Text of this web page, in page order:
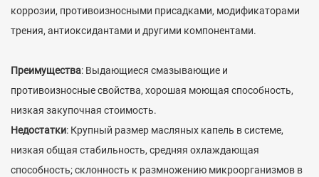
коррозии, противоизносными присадками, модификаторами
трения, антиоксидантами и другими компонентами.
Преимущества: Выдающиеся смазывающие и
противоизносные свойства, хорошая моющая способность,
низкая закупочная стоимость.
Недостатки: Крупный размер масляных капель в системе,
низкая общая стабильность, средняя охлаждающая
способность; склонность к размножению микроорганизмов в